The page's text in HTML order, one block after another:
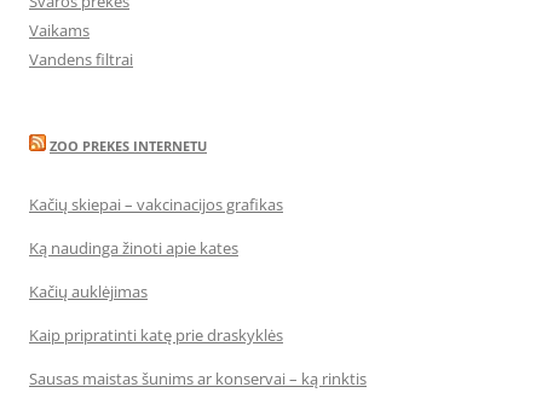
Vaikams
Vandens filtrai
ZOO PREKES INTERNETU
Kačių skiepai – vakcinacijos grafikas
Ką naudinga žinoti apie kates
Kačių auklėjimas
Kaip pripratinti katę prie draskyklės
Sausas maistas šunims ar konservai – ką rinktis